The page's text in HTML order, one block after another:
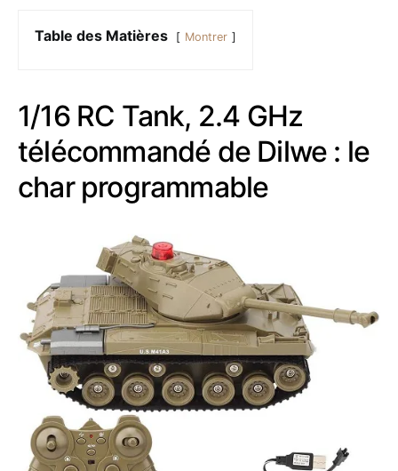
Table des Matières Montrer
1/16 RC Tank, 2.4 GHz
télécommandé de Dilwe : le
char programmable